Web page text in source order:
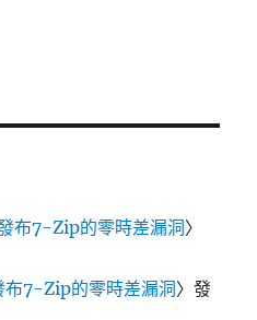
布7-Zip的零時差漏洞〉
布7-Zip的零時差漏洞〉發